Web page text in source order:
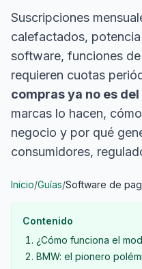
Suscripciones
calefactados,
software, funciones
requieren cuotas
compras ya no es
marcas lo hacen,
negocio y por qué
consumidores,
Inicio/Guías/Software de
Contenido
¿Cómo funciona el
BMW: el pionero